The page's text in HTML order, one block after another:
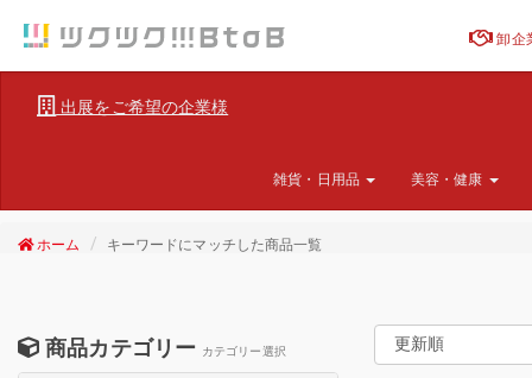
卸企
出展をご希望の企業様
雑貨・日用品 美容・健康
ホーム キーワードにマッチした商品一覧
商品カテゴリー カテゴリー選択